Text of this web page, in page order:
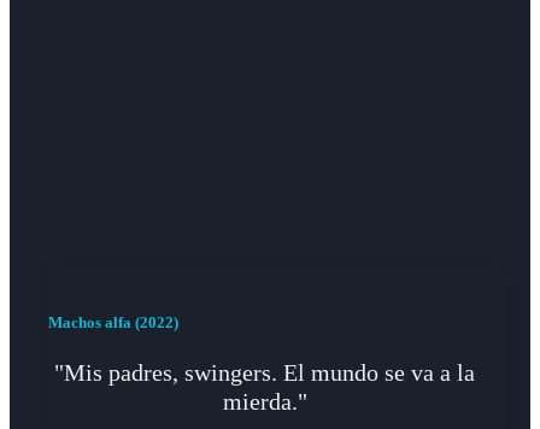
Machos alfa (2022)
"Mis padres, swingers. El mundo se va a la
mierda."